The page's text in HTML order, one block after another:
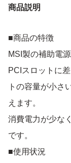
商品説明
■商品の特徴
MSI製の補助電
PCIスロットに
トの容量が小さ
えます。
消費電力が少な
です。
■使用状況